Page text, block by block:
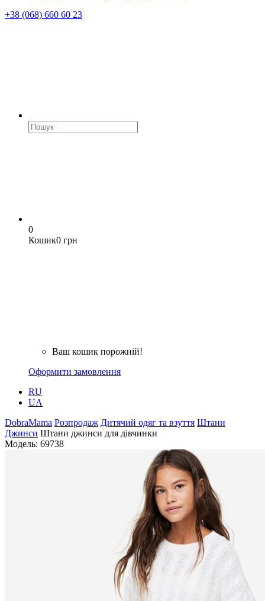
+38 (068) 660 60 23
0
Кошик0 грн
Ваш кошик порожній!
Оформити замовлення
RU
UA
DobraMama Розпродаж Дитячий одяг та взуття Штани
Джинси Штани джинси для дівчинки
Модель: 69738